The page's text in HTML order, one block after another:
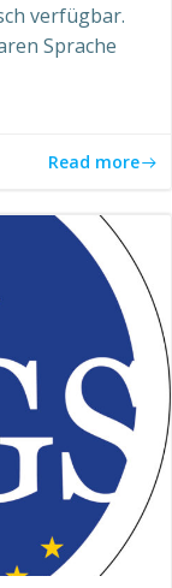
verfügbar.
Sprache
Read more